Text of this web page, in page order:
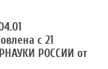
с 21
РОССИИ от